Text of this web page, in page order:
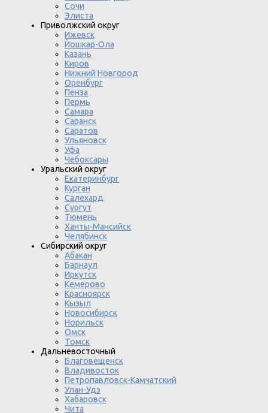
Сочи
Элиста
Приволжский округ
Ижевск
Йошкар-Ола
Казань
Киров
Нижний Новгород
Оренбург
Пенза
Пермь
Самара
Саранск
Саратов
Ульяновск
Уфа
Чебоксары
Уральский округ
Екатеринбург
Курган
Салехард
Сургут
Тюмень
Ханты-Мансийск
Челябинск
Сибирский округ
Абакан
Барнаул
Иркутск
Кемерово
Красноярск
Кызыл
Новосибирск
Норильск
Омск
Томск
Дальневосточный
Благовещенск
Владивосток
Петропавловск-Камчатский
Улан-Удэ
Хабаровск
Чита